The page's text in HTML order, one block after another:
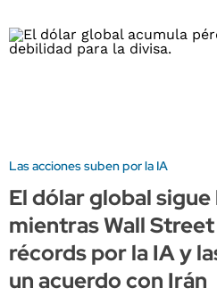
Las acciones suben por la IA
El dólar global
mientras Wall
récords por la IA y
un acuerdo con Irán